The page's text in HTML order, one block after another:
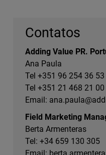
Contatos
Adding Value PR.
Ana Paula
Tel +351 96 254 36 53
Tel +351 21 468 21 00
Email:
Field Marketing
Berta Armenteras
Tel: +34 659 130 305